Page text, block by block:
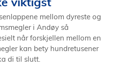
mellom dyreste og
i Andøy så
når forskjellen mellom en
kan bety hundretusener
di til slutt.